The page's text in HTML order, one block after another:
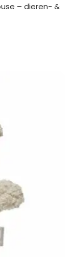
– dieren- &